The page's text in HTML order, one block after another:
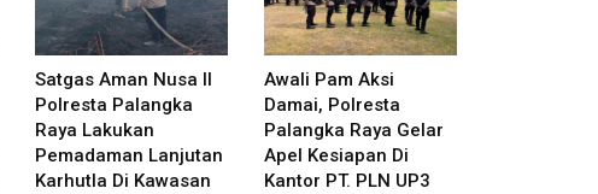
Satgas Aman Nusa II
Polresta Palangka
Raya Lakukan
Pemadaman Lanjutan
Karhutla Di Kawasan
Awali Pam Aksi
Damai, Polresta
Palangka Raya Gelar
Apel Kesiapan Di
Kantor PT. PLN UP3